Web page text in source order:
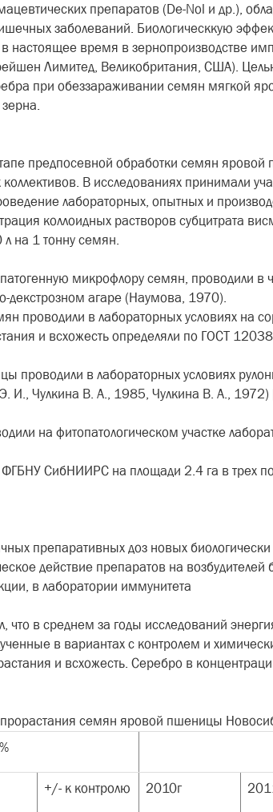
препаратов (De-Nol и др.),
заболеваний. Биологическкую
время в зернопроизводстве
Лимитед, Великобритания, США).
при обеззараживании семян мягкой
предпосевной обработки семян
В исследованиях принимали
лабораторных, опытных и
коллоидных растворов субцитрата
на 1 тонну семян.
микрофлору семян, проводили в
агаре (Наумова, 1970).
проводили в лабораторных условиях на
и всхожесть определяли по ГОСТ
проводили в лабораторных условиях
И., Чулкина В. А., 1985, Чулкина В. А.,
на фитопатологическом участке
СибНИИРС на площади 2.4 га в трех
препаративных доз новых
действие препаратов на
в лаборатории иммунитета
в среднем за годы исследований
в вариантах с контролем и
и всхожесть. Серебро в
семян яровой пшеницы
+/- к контролю 2010г